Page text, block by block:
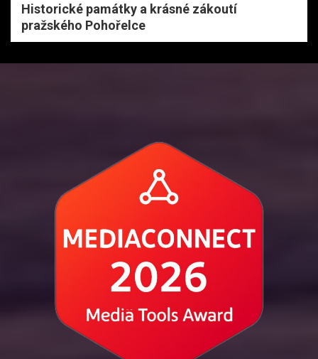
Historické památky a krásné zákoutí
pražského Pohořelce